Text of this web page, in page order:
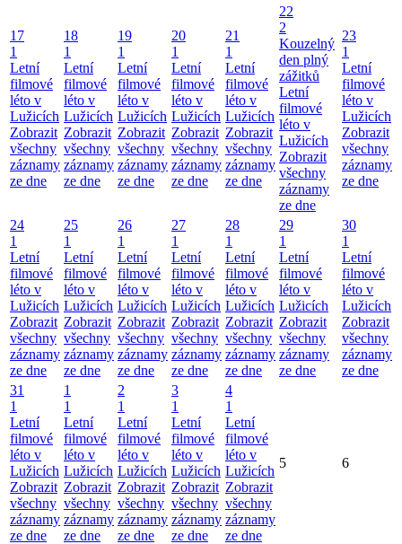
17
1
Letní
filmové
léto v
Lužicích
Zobrazit
všechny
záznamy
ze dne
18
1
Letní
filmové
léto v
Lužicích
Zobrazit
všechny
záznamy
ze dne
19
1
Letní
filmové
léto v
Lužicích
Zobrazit
všechny
záznamy
ze dne
20
1
Letní
filmové
léto v
Lužicích
Zobrazit
všechny
záznamy
ze dne
21
1
Letní
filmové
léto v
Lužicích
Zobrazit
všechny
záznamy
ze dne
22
2
Kouzelný
den plný
zážitků
Letní
filmové
léto v
Lužicích
Zobrazit
všechny
záznamy
ze dne
23
1
Letní
filmové
léto v
Lužicích
Zobrazit
všechny
záznamy
ze dne
24
1
Letní
filmové
léto v
Lužicích
Zobrazit
všechny
záznamy
ze dne
25
1
Letní
filmové
léto v
Lužicích
Zobrazit
všechny
záznamy
ze dne
26
1
Letní
filmové
léto v
Lužicích
Zobrazit
všechny
záznamy
ze dne
27
1
Letní
filmové
léto v
Lužicích
Zobrazit
všechny
záznamy
ze dne
28
1
Letní
filmové
léto v
Lužicích
Zobrazit
všechny
záznamy
ze dne
29
1
Letní
filmové
léto v
Lužicích
Zobrazit
všechny
záznamy
ze dne
30
1
Letní
filmové
léto v
Lužicích
Zobrazit
všechny
záznamy
ze dne
31
1
Letní
filmové
léto v
Lužicích
Zobrazit
všechny
záznamy
ze dne
1
1
Letní
filmové
léto v
Lužicích
Zobrazit
všechny
záznamy
ze dne
2
1
Letní
filmové
léto v
Lužicích
Zobrazit
všechny
záznamy
ze dne
3
1
Letní
filmové
léto v
Lužicích
Zobrazit
všechny
záznamy
ze dne
4
1
Letní
filmové
léto v
Lužicích
Zobrazit
všechny
záznamy
ze dne
5 6